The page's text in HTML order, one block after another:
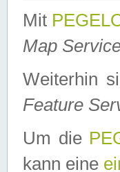
Mit
Map
Weiterhin
Feature
Um die
kann eine